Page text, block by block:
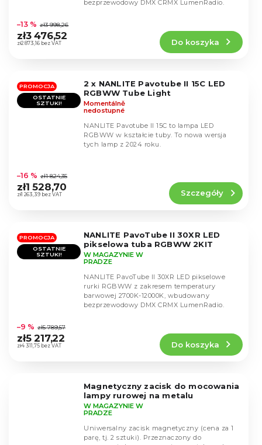
ocena
produktu
wynosi
gwiazdek.
zł2 873,16 bez VAT
–13 % zł3 998,26
zł3 476,52
Do koszyka
bezprzewodowy DMX CRMX LumenRadio.
PROMOCJA
OSTATNIE
SZTUKI!
2 x NANLITE Pavotube II 15C LED
RGBWW Tube Light
ocena
produktu
wynosi
gwiazdek.
Momentálně
nedostupné
zł1 263,39 bez VAT
–16 % zł1 824,35
zł1 528,70 Szczegóły
NANLITE Pavotube II 15C to lampa LED
RGBWW w kształcie tuby. To nowa wersja
tych lamp z 2024 roku.
PROMOCJA
OSTATNIE
SZTUKI!
NANLITE PavoTube II 30XR LED
pikselowa tuba RGBWW 2KIT
ocena
produktu
wynosi
W MAGAZYNIE W
PRADZE
zł4 311,75 bez VAT
–9 % zł5 789,57
zł5 217,22
Do koszyka
NANLITE PavoTube II 30XR LED pikselowe
rurki RGBWW z zakresem temperatury
barwowej 2700K-12000K, wbudowany
bezprzewodowy DMX CRMX LumenRadio.
Magnetyczny zacisk do mocowania
lampy rurowej na metalu
W MAGAZYNIE W
PRADZE
Uniwersalny zacisk magnetyczny (cena za 1
parę, tj. 2 sztuki). Przeznaczony do